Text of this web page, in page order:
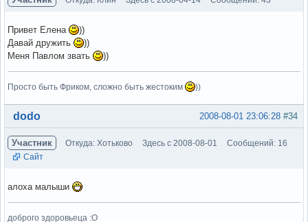
Привет Елена
))
Давай дружить
))
Меня Павлом звать
))
Просто быть Фриком, сложно быть жестоким ))
Вне форума #34
2008-08-01 23:06:28
dodo
Участник Откуда: Хотьково Здесь с 2008-08-01
Сообщений: 16
Сайт
алоха малыши
доброго здоровьеца :О